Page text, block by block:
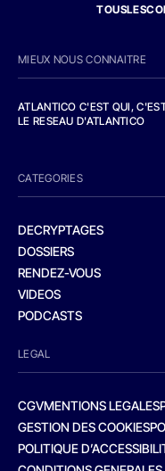
MIEUX NOUS CONNAITRE
ATLANTICO C'EST QUI,
LE RESEAU D'ATLANTICO
CATEGORIES
DECRYPTAGES
DOSSIERS
RENDEZ-VOUS
VIDEOS
PODCASTS
LEGAL
CGVMENTIONS LEGALES
GESTION DES COOKIES
POLITIQUE